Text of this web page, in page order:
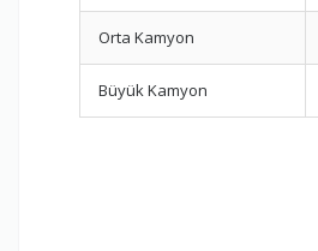
Orta Kamyon
Büyük Kamyon